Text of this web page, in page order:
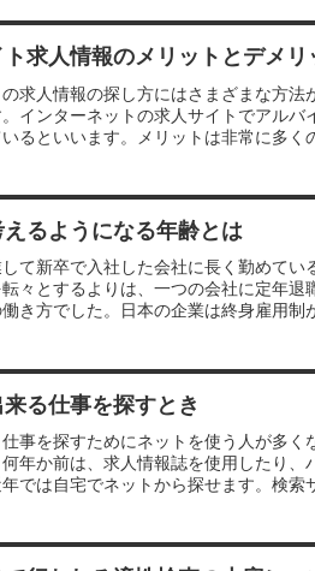
求人情報のメリットとデメリ
求人情報の探し方にはさまざまな方法
インターネットの求人サイトでアル
るといいます。メリットは非常に多く
るようになる年齢とは
て新卒で入社した会社に長く勤めて
々とするよりは、一つの会社に定年
き方でした。日本の企業は終身雇用制
る仕事を探すとき
事を探すためにネットを使う人が多
年か前は、求人情報誌を使用したり、
では自宅でネットから探せます。検索